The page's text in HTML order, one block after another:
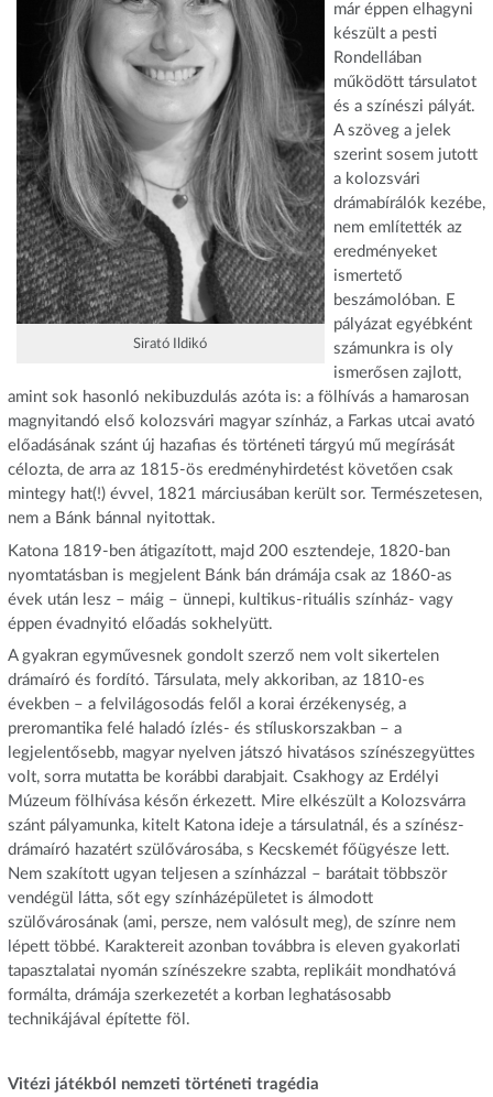
Sirató Ildikó
már éppen elhagyni
készült a pesti
Rondellában
működött társulatot
és a színészi pályát.
A szöveg a jelek
szerint sosem jutott
a kolozsvári
drámabírálók kezébe,
nem említették az
eredményeket
ismertető
beszámolóban. E
pályázat egyébként
számunkra is oly
ismerősen zajlott,
amint sok hasonló nekibuzdulás azóta is: a fölhívás a hamarosan
magnyitandó első kolozsvári magyar színház, a Farkas utcai avató
előadásának szánt új hazafias és történeti tárgyú mű megírását
célozta, de arra az 1815-ös eredményhirdetést követően csak
mintegy hat(!) évvel, 1821 márciusában került sor. Természetesen,
nem a Bánk bánnal nyitottak.
Katona 1819-ben átigazított, majd 200 esztendeje, 1820-ban
nyomtatásban is megjelent Bánk bán drámája csak az 1860-as
évek után lesz – máig – ünnepi, kultikus-rituális színház- vagy
éppen évadnyitó előadás sokhelyütt.
A gyakran egyművesnek gondolt szerző nem volt sikertelen
drámaíró és fordító. Társulata, mely akkoriban, az 1810-es
években – a felvilágosodás felől a korai érzékenység, a
preromantika felé haladó ízlés- és stíluskorszakban – a
legjelentősebb, magyar nyelven játszó hivatásos színészegyüttes
volt, sorra mutatta be korábbi darabjait. Csakhogy az Erdélyi
Múzeum fölhívása későn érkezett. Mire elkészült a Kolozsvárra
szánt pályamunka, kitelt Katona ideje a társulatnál, és a színész-
drámaíró hazatért szülővárosába, s Kecskemét főügyésze lett.
Nem szakított ugyan teljesen a színházzal – barátait többször
vendégül látta, sőt egy színházépületet is álmodott
szülővárosának (ami, persze, nem valósult meg), de színre nem
lépett többé. Karaktereit azonban továbbra is eleven gyakorlati
tapasztalatai nyomán színészekre szabta, replikáit mondhatóvá
formálta, drámája szerkezetét a korban leghatásosabb
technikájával építette föl.
Vitézi játékból nemzeti történeti tragédia